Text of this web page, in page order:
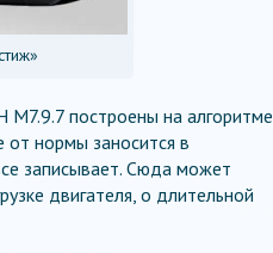
построены на алгоритме,
нормы заносится в
записывает. Сюда может
двигателя, о длительной